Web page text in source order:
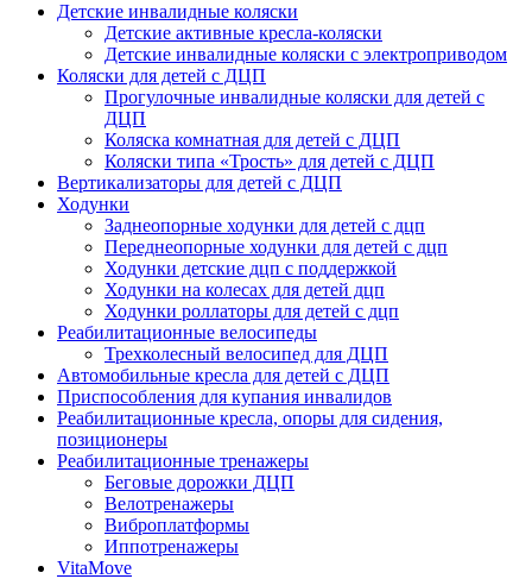
Детские инвалидные коляски
Детские активные кресла-коляски
Детские инвалидные коляски с электроприводом
Коляски для детей с ДЦП
Прогулочные инвалидные коляски для детей с
ДЦП
Коляска комнатная для детей с ДЦП
Коляски типа «Трость» для детей с ДЦП
Вертикализаторы для детей с ДЦП
Ходунки
Заднеопорные ходунки для детей с дцп
Переднеопорные ходунки для детей с дцп
Ходунки детские дцп с поддержкой
Ходунки на колесах для детей дцп
Ходунки роллаторы для детей с дцп
Реабилитационные велосипеды
Трехколесный велосипед для ДЦП
Автомобильные кресла для детей с ДЦП
Приспособления для купания инвалидов
Реабилитационные кресла, опоры для сидения,
позиционеры
Реабилитационные тренажеры
Беговые дорожки ДЦП
Велотренажеры
Виброплатформы
Иппотренажеры
VitaMove